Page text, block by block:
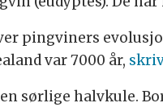
pingviners
var 7000 år,
sørlige halvkule.